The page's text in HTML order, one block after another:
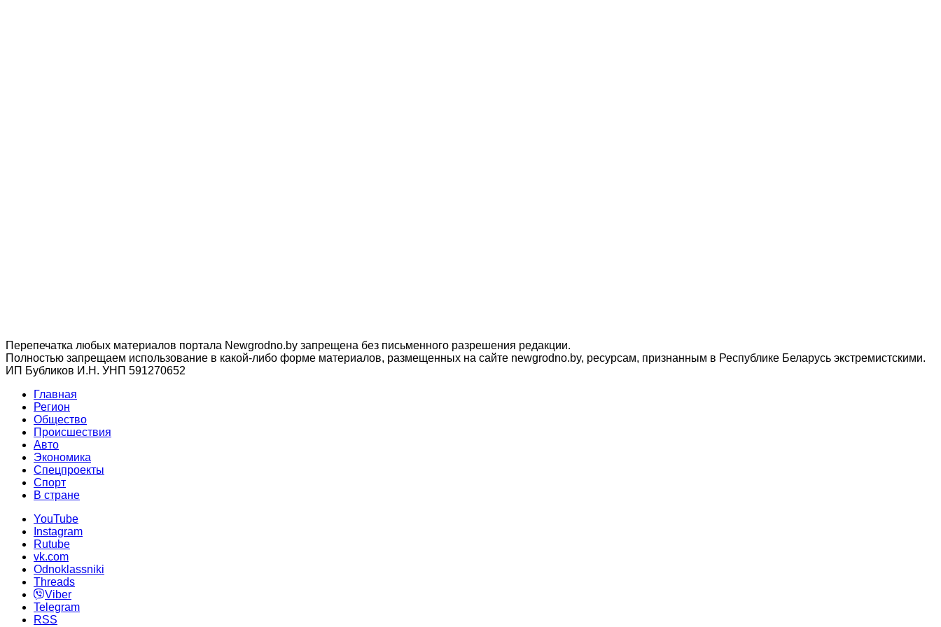
Перепечатка любых материалов портала Newgrodno.by запрещена без письменного разрешения редакции.
Полностью запрещаем использование в какой-либо форме материалов, размещенных на сайте newgrodno.by, ресурсам, признанным в Республике Беларусь экстремистскими.
ИП Бубликов И.Н. УНП 591270652
Главная
Регион
Общество
Происшествия
Авто
Экономика
Спецпроекты
Cпорт
В стране
YouTube
Instagram
Rutube
vk.com
Odnoklassniki
Threads
Viber
Telegram
RSS